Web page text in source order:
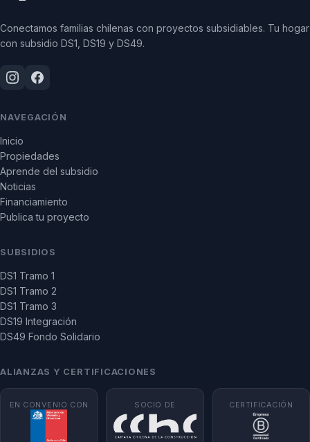
Conectamos familias chilenas con proyectos subsidiables. Tu hogar
con subsidio DS1, DS19 y DS49.
NAVEGACIÓN
Inicio
Propiedades
Aprende del subsidio
Noticias
Financiamiento
Publica tu proyecto
SUBSIDIOS
DS1 Tramo 1
DS1 Tramo 2
DS1 Tramo 3
DS19 Integración
DS49 Fondo Solidario
ALIANZAS Y CERTIFICACIONES
EN CONVENIO CON SOCIO DE CERTIFICACIÓN